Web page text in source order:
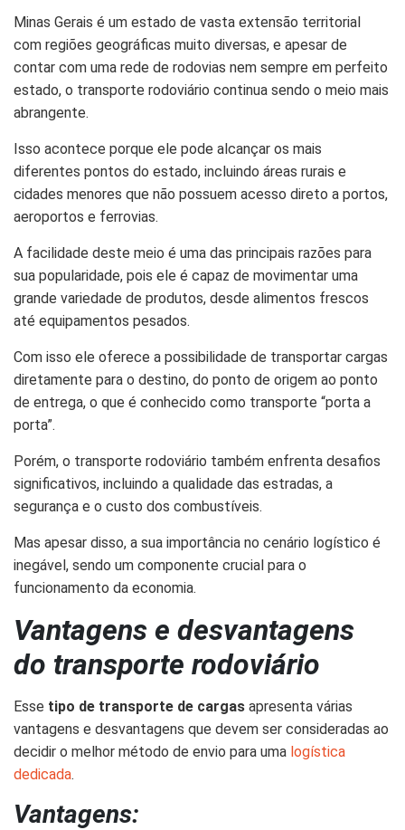
Minas Gerais é um estado de vasta extensão territorial
com regiões geográficas muito diversas, e apesar de
contar com uma rede de rodovias nem sempre em perfeito
estado, o transporte rodoviário continua sendo o meio mais
abrangente.
Isso acontece porque ele pode alcançar os mais
diferentes pontos do estado, incluindo áreas rurais e
cidades menores que não possuem acesso direto a portos,
aeroportos e ferrovias.
A facilidade deste meio é uma das principais razões para
sua popularidade, pois ele é capaz de movimentar uma
grande variedade de produtos, desde alimentos frescos
até equipamentos pesados.
Com isso ele oferece a possibilidade de transportar cargas
diretamente para o destino, do ponto de origem ao ponto
de entrega, o que é conhecido como transporte “porta a
porta”.
Porém, o transporte rodoviário também enfrenta desafios
significativos, incluindo a qualidade das estradas, a
segurança e o custo dos combustíveis.
Mas apesar disso, a sua importância no cenário logístico é
inegável, sendo um componente crucial para o
funcionamento da economia.
Vantagens e desvantagens
do transporte rodoviário
Esse tipo de transporte de cargas apresenta várias
vantagens e desvantagens que devem ser consideradas ao
decidir o melhor método de envio para uma logística
dedicada.
Vantagens: